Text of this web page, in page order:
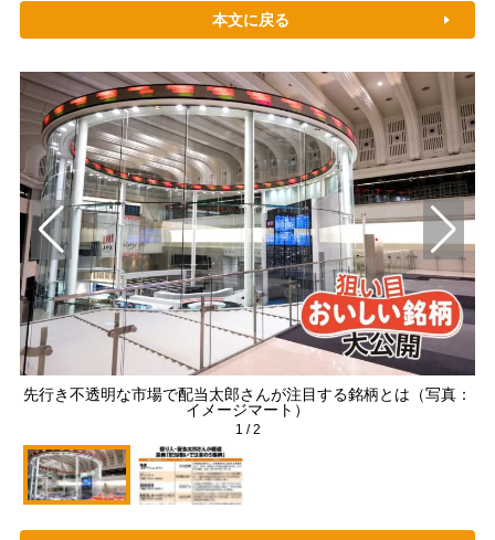
本文に戻る
先行き不透明な市場で配当太郎さんが注目する銘柄とは（写真：
イメージマート）
1 /2